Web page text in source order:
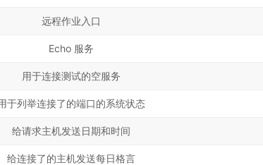
远程作业入口
Echo 服务
用于连接测试的空服务
于列举连接了的端口的系统状态
给请求主机发送日期和时间
给连接了的主机发送每日格言